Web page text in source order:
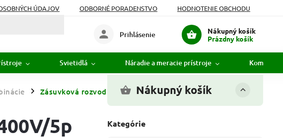
ÚDAJOV ODBORNÉ PORADENSTVO
HODNOTENIE OBCHODU
Nákupný košík
Prázdny košík
Prihlásenie
Svietidlá Náradie a meracie prístroje
/ Zásuvková rozvodnica Block - 632.113 - 400V/5p
Nákupný košík
Kategórie
5p